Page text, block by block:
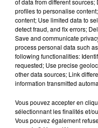
Faire ramollir la
Battre le fromage blanc
Ajouter la gélatine
au micro-ondes pour
Verser sur les biscuits
minimum 4 heures.
Avant de servir, ajouter
mettre sur le
LES AUTRES
profiles to personalise
content; Use limited data to
detect fraud, and fix errors;
Save and communicate
process personal data such
following functionalities:
requested; Use precise
other data sources; Link
information transmitted
Vous pouvez accepter en
sélectionnant les finalités et/
Vous pouvez également